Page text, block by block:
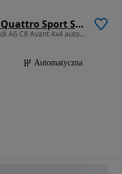
Audi A6 Avant 40 TDI mHEV Quattro Sport S tronic
1968 cm3 • 204 KM • Cesja leasingu, Audi A6 C8 Avant 4x4 automat S TRONIC
Automatyczna